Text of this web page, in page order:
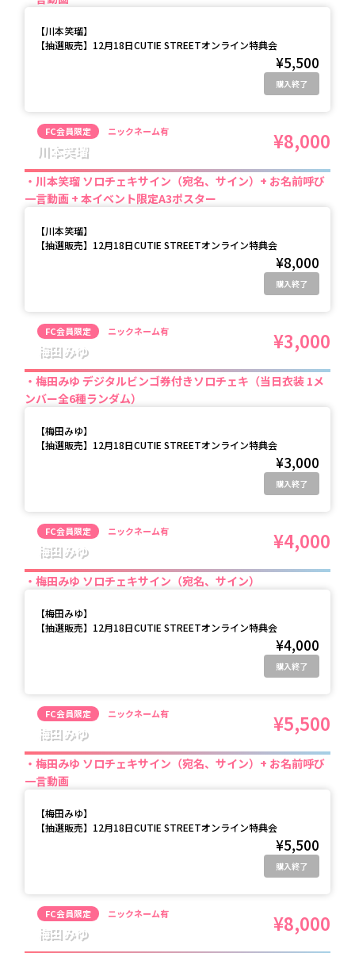
【川本笑瑠】
【抽選販売】12月18日CUTIE STREETオンライン特典会
¥5,500
購入終了
FC会員限定 ニックネーム有
川本笑瑠 ¥8,000
川本笑瑠 ソロチェキサイン（宛名、サイン）+ お名前呼び
一言動画 + 本イベント限定A3ポスター
【川本笑瑠】
【抽選販売】12月18日CUTIE STREETオンライン特典会
¥8,000
購入終了
FC会員限定 ニックネーム有
梅田みゆ ¥3,000
梅田みゆ デジタルビンゴ券付きソロチェキ（当日衣装 1メ
ンバー全6種ランダム）
【梅田みゆ】
【抽選販売】12月18日CUTIE STREETオンライン特典会
¥3,000
購入終了
FC会員限定 ニックネーム有
梅田みゆ ¥4,000
梅田みゆ ソロチェキサイン（宛名、サイン）
【梅田みゆ】
【抽選販売】12月18日CUTIE STREETオンライン特典会
¥4,000
購入終了
FC会員限定 ニックネーム有
梅田みゆ ¥5,500
梅田みゆ ソロチェキサイン（宛名、サイン）+ お名前呼び
一言動画
【梅田みゆ】
【抽選販売】12月18日CUTIE STREETオンライン特典会
¥5,500
購入終了
FC会員限定 ニックネーム有
梅田みゆ ¥8,000